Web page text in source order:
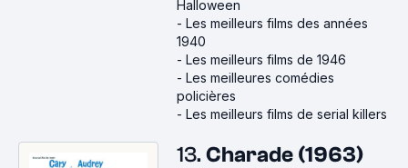
Halloween
- Les meilleurs films des années
1940
- Les meilleurs films de 1946
- Les meilleures comédies
policières
- Les meilleurs films de serial killers
13. Charade (1963)